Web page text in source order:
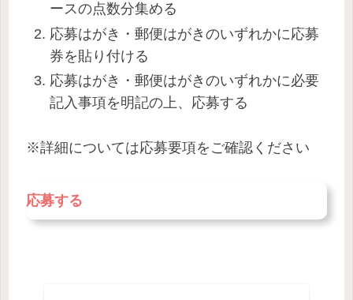
ースの点数分集める
応募はがき・郵便はがきのいずれかに応募
券を貼り付ける
応募はがき・郵便はがきのいずれかに必要
記入事項を明記の上、応募する
※詳細については応募要項をご確認ください
応募する